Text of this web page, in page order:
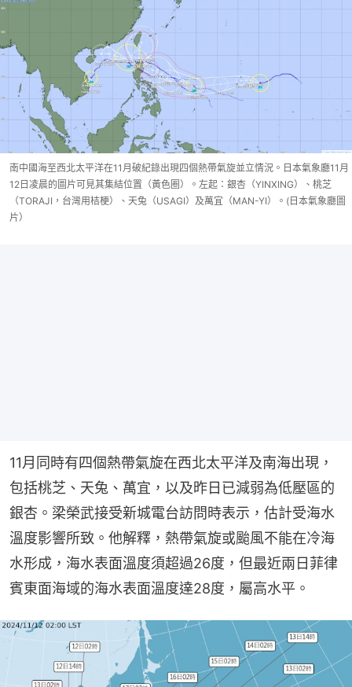
南中國海至西北太平洋在11月破紀錄出現四個熱帶氣旋並立情況。日本氣象廳11月
12日凌晨的圖片可見其集結位置（黃色圈）。左起：銀杏（YINXING）、桃芝
（TORAJI，台灣用桔梗）、天兔（USAGI）及萬宜（MAN-YI）。(日本氣象廳圖
片）
11月同時有四個熱帶氣旋在西北太平洋及南海出現，
包括桃芝、天兔、萬宜，以及昨日已減弱為低壓區的
銀杏。梁榮武接受新城電台訪問時表示，估計受海水
溫度影響所致。他解釋，熱帶氣旋或颱風不能在冷海
水形成，海水表面溫度須超過26度，但最近兩日菲律
賓東面海域的海水表面溫度達28度，屬高水平。